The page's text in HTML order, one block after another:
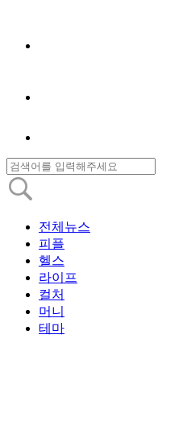
전체뉴스
피플
헬스
라이프
컬처
머니
테마